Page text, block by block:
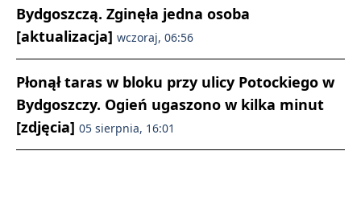
Bydgoszczą. Zginęła jedna osoba
[aktualizacja] wczoraj, 06:56
Płonął taras w bloku przy ulicy Potockiego w
Bydgoszczy. Ogień ugaszono w kilka minut
[zdjęcia] 05 sierpnia, 16:01